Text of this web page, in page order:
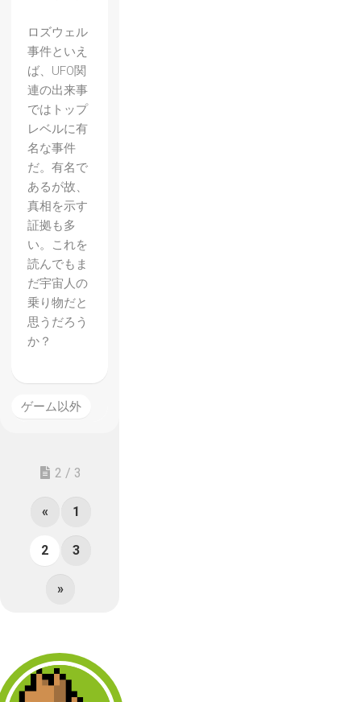
ロズウェル
事件といえ
ば、UFO関
連の出来事
ではトップ
レベルに有
名な事件
だ。有名で
あるが故、
真相を示す
証拠も多
い。これを
読んでもま
だ宇宙人の
乗り物だと
思うだろう
か？
ゲーム以外
2 / 3
« 1
2 3
»